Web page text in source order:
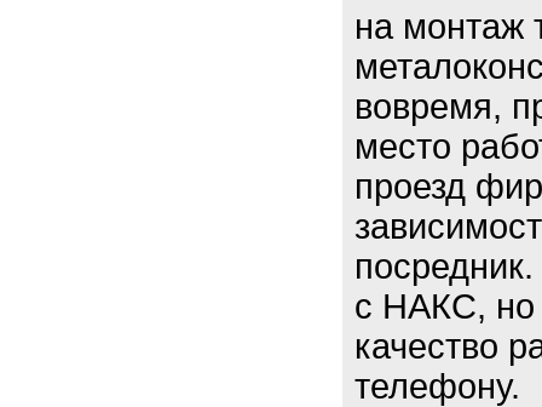
на монтаж
вовремя,
место
проезд
с НАКС, но
качество
телефону.